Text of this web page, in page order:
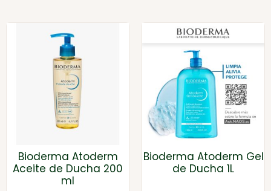
Bioderma Atoderm
Aceite de Ducha 200
ml
Bioderma Atoderm Gel
de Ducha 1L